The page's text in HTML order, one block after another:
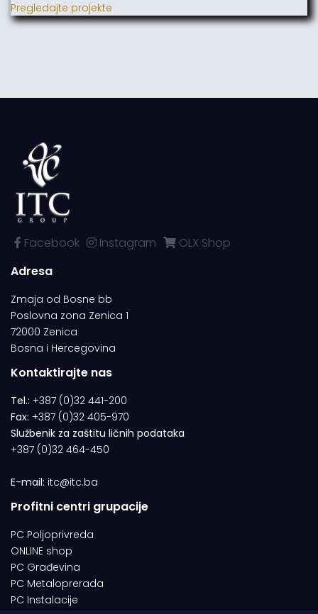
Pregledajte projekte
Facebook Instagram
OLX Shop
Adresa
Zmaja od Bosne bb
Poslovna zona Zenica 1
72000 Zenica
Bosna i Hercegovina
Kontaktirajte nas
Tel.: +387 (0)32 441-200
Fax: +387 (0)32 405-970
Službenik za zaštitu ličnih podataka
+387 (0)32 464-450
E-mail: itc@itc.ba
Profitni centri grupacije
PC Poljoprivreda
ONLINE shop
PC Građevina
PC Metaloprerada
PC Instalacije